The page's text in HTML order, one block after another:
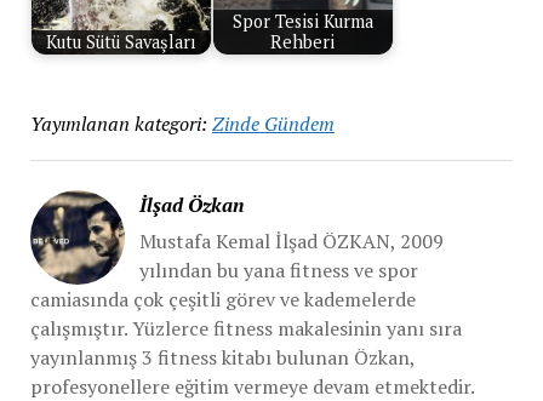
Kutu Sütü Savaşları
Spor Tesisi Kurma
Rehberi
Yayımlanan kategori: Zinde Gündem
İlşad Özkan
Mustafa Kemal İlşad ÖZKAN, 2009
yılından bu yana fitness ve spor
camiasında çok çeşitli görev ve kademelerde
çalışmıştır. Yüzlerce fitness makalesinin yanı sıra
yayınlanmış 3 fitness kitabı bulunan Özkan,
profesyonellere eğitim vermeye devam etmektedir.